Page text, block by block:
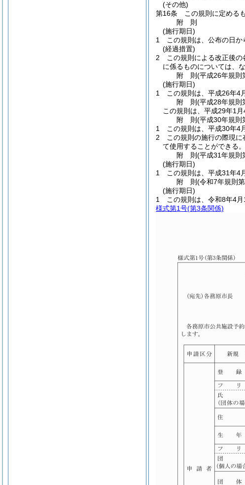
(その他)
第16条
この規則に定める
附 則
(施行期日)
1
この規則は、公布の日か
(経過措置)
2
この規則による改正後
に係るものについては、
附 則(平成26年規則
(施行期日)
1
この規則は、平成26年4
附 則(平成28年規則
この規則は、平成29年1月
附 則(平成30年規則
1
この規則は、平成30年4
2
この規則の施行の際現
て使用することができる。
附 則(平成31年規則
(施行期日)
1
この規則は、平成31年4
附 則(令和7年規則
(施行期日)
1
この規則は、令和8年4月
様式第1号(第3条関係)